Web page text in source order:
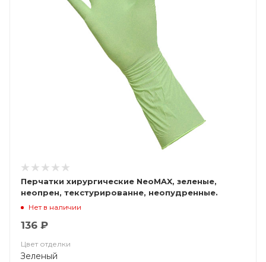
Перчатки хирургические NeoMAX, зеленые,
неопрен, текстурированне, неопудренные.
стерильные
Нет в наличии
136 ₽
Цвет отделки
Зеленый